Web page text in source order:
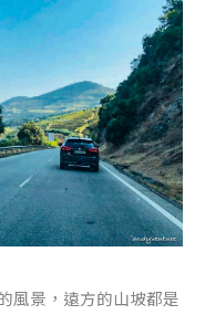
風景，遠方的山坡都是